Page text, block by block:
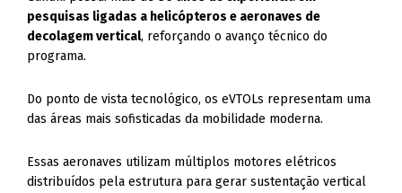
pesquisas ligadas a helicópteros e aeronaves de
decolagem vertical, reforçando o avanço técnico do
programa.
Do ponto de vista tecnológico, os eVTOLs representam uma
das áreas mais sofisticadas da mobilidade moderna.
Essas aeronaves utilizam múltiplos motores elétricos
distribuídos pela estrutura para gerar sustentação vertical